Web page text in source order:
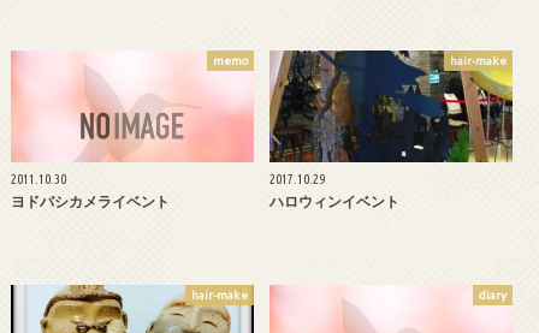
memo
2011.10.30
ヨドバシカメライベント
hair-make
2017.10.29
ハロウィンイベント
hair-make diary